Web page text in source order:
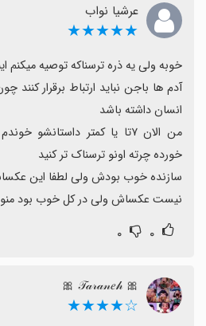
عرشیا نواب
★★★★★
نیست عکساش ولی در کل خوب بود
۰ ۰
🎀 𝒯𝒶𝓇𝒶𝓃𝑒𝒽 🎀
☆★★★★